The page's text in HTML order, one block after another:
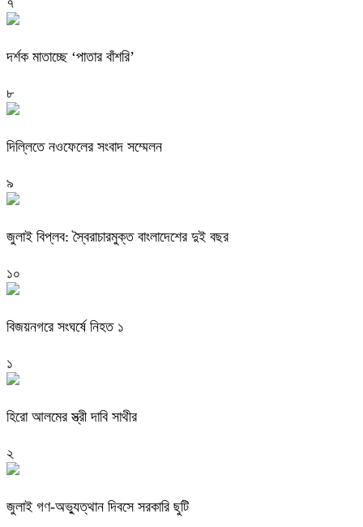
৭
দর্শক মাতাচ্ছে ‘পাতার বাঁশরি’
৮
দিল্লিতে নওফেলের সংবাদ সম্মেলন
৯
জুলাই বিপ্লব: স্বৈরাচারমুক্ত বাংলাদেশের দুই বছর
১০
বিজয়নগরে সংঘর্ষে নিহত ১
১
হিরো আলমের স্ত্রী দাবি সাথীর
২
জুলাই গণ-অভ্যুত্থান দিবসে সরকারি ছুটি